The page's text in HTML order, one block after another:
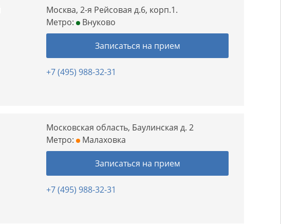
Москва, 2-я Рейсовая д.6, корп.1.
Метро:
Внуково
Записаться на прием
+7 (495) 988-32-31
Московская область, Баулинская д. 2
Метро:
Малаховка
Записаться на прием
+7 (495) 988-32-31